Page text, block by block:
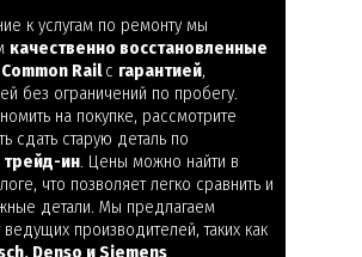
к услугам по ремонту мы
качественно восстановленные
Railс гарантией,
без ограничений по пробегу.
на покупке, рассмотрите
сдать старую деталь по
трейд-ин . Цены можно найти в
что позволяет легко сравнить и
детали. Мы предлагаем
ведущих производителей, таких как
Denso и Siemens